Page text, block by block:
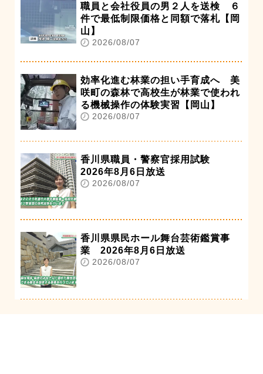
職員と会社役員の男２人を送検 ６
件で最低制限価格と同額で落札【岡
山】
2026/08/07
効率化進む林業の担い手育成へ 美
咲町の森林で高校生が林業で使われ
る機械操作の体験実習【岡山】
2026/08/07
香川県職員・警察官採用試験
2026年8月6日放送
2026/08/07
香川県県民ホール舞台芸術鑑賞事
業 2026年8月6日放送
2026/08/07